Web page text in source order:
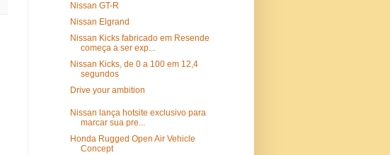
Nissan GT-R
Nissan Elgrand
Nissan Kicks fabricado em Resende
começa a ser exp...
Nissan Kicks, de 0 a 100 em 12,4
segundos
Drive your ambition
Nissan lança hotsite exclusivo para
marcar sua pre...
Honda Rugged Open Air Vehicle
Concept